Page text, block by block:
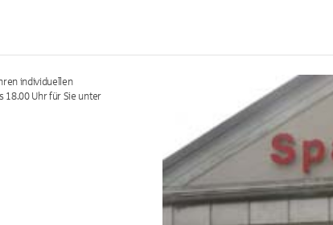
individuellen
18.00 Uhr für Sie unter